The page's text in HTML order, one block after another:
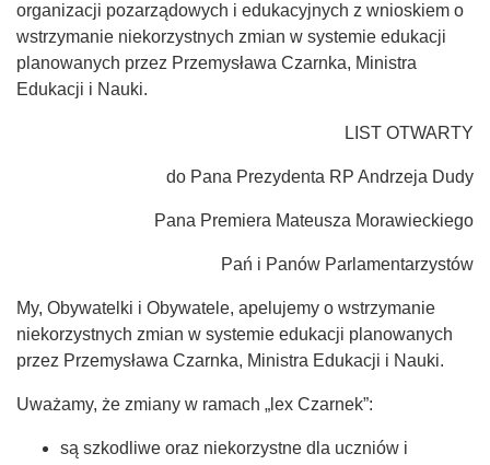
organizacji pozarządowych i edukacyjnych z wnioskiem o
wstrzymanie niekorzystnych zmian w systemie edukacji
planowanych przez Przemysława Czarnka, Ministra
Edukacji i Nauki.
LIST OTWARTY
do Pana Prezydenta RP Andrzeja Dudy
Pana Premiera Mateusza Morawieckiego
Pań i Panów Parlamentarzystów
My, Obywatelki i Obywatele, apelujemy o wstrzymanie
niekorzystnych zmian w systemie edukacji planowanych
przez Przemysława Czarnka, Ministra Edukacji i Nauki.
Uważamy, że zmiany w ramach „lex Czarnek”:
są szkodliwe oraz niekorzystne dla uczniów i